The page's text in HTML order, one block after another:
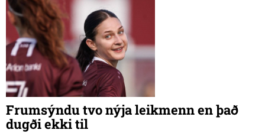
Frumsýndu tvo nýja leikmenn en það
dugði ekki til